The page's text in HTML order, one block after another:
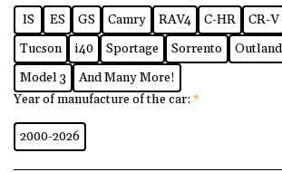
IS ES GS Camry RAV4 C-HR CR-V
Tucson
i40 Sportage Sorrento
Model 3
And Many More!
Year of manufacture of the car: *
2000-2026